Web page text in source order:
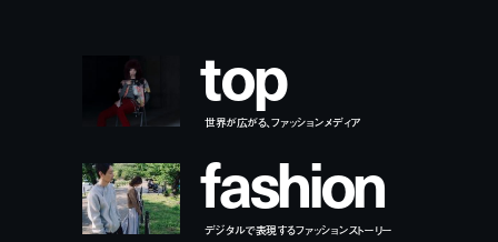
top
世界が広がる、ファッションメディア
fashion
デジタルで表現するファッションストーリー